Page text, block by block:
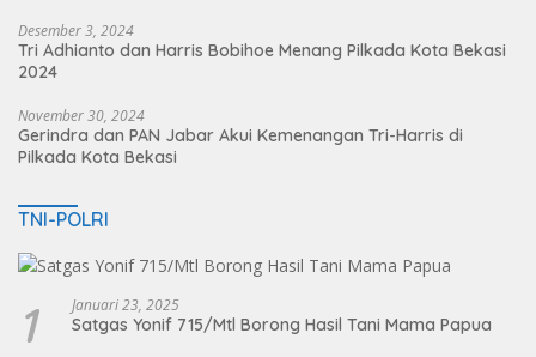
Desember 3, 2024
Tri Adhianto dan Harris Bobihoe Menang Pilkada Kota Bekasi
2024
November 30, 2024
Gerindra dan PAN Jabar Akui Kemenangan Tri-Harris di
Pilkada Kota Bekasi
TNI-POLRI
1 Januari 23, 2025
Satgas Yonif 715/Mtl Borong Hasil Tani Mama Papua